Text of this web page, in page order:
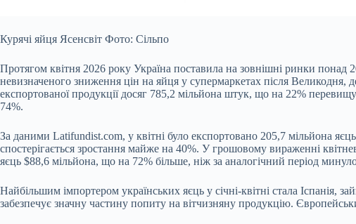
Курячі яйця Ясенсвіт Фото: Сільпо
Протягом квітня 2026 року Україна поставила на зовнішні ринки
невизначеного зниження цін на яйця у супермаркетах після Великодня,
експортованої продукції досяг 785,2 мільйона штук, що на 22%
74%.
За даними Latifundist.com, у квітні було експортовано 205,7 мільйона
спостерігається зростання майже на 40%. У грошовому вираженні
яєць $88,6 мільйона, що на 72% більше, ніж за аналогічний період
Найбільшим імпортером українських яєць у січні-квітні стала Іспанія,
забезпечує значну частину попиту на вітчизняну продукцію.